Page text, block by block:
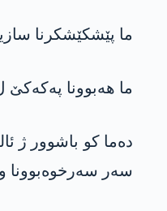
ما پێشکێشکرنا
ما ھەبوونا پەکەکێ
دەما کو باشوور ژ
سەر سەرخوەبوونا